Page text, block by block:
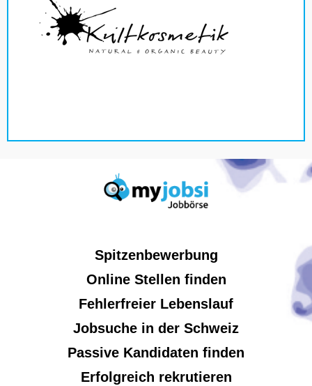
Spitzenbewerbung
Online Stellen finden
Fehlerfreier Lebenslauf
Jobsuche in der Schweiz
Passive Kandidaten finden
Erfolgreich rekrutieren